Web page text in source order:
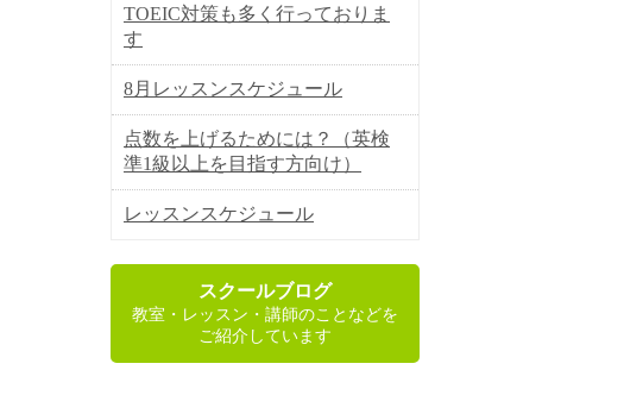
TOEIC対策も多く行っておりま
す
8月レッスンスケジュール
点数を上げるためには？（英検
準1級以上を目指す方向け）
レッスンスケジュール
スクールブログ
教室・レッスン・講師のことなどを
ご紹介しています